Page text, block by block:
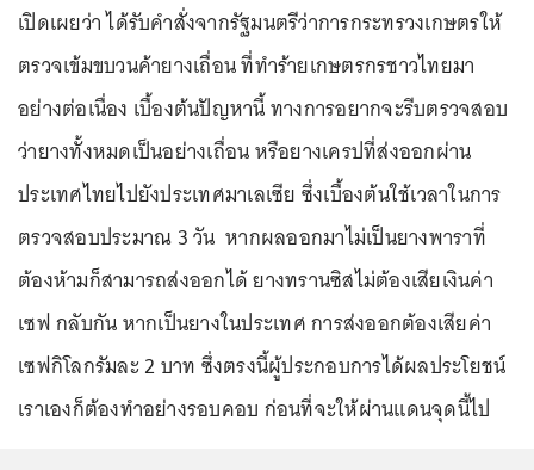
เปิดเผยว่า ได้รับคำสั่งจากรัฐมนตรีว่าการกระทรวงเกษตรให้
ตรวจเข้มขบวนค้ายางเถื่อน ที่ทำร้ายเกษตรกรชาวไทยมา
อย่างต่อเนื่อง เบื้องต้นปัญหานี้ ทางการอยากจะรีบตรวจสอบ
ว่ายางทั้งหมดเป็นอย่างเถื่อน หรือยางเครปที่ส่งออกผ่าน
ประเทศไทยไปยังประเทศมาเลเซีย ซึ่งเบื้องต้นใช้เวลาในการ
ตรวจสอบประมาณ 3 วัน หากผลออกมาไม่เป็นยางพาราที่
ต้องห้ามก็สามารถส่งออกได้ ยางทรานซิสไม่ต้องเสียเงินค่า
เซฟ กลับกัน หากเป็นยางในประเทศ การส่งออกต้องเสียค่า
เซฟกิโลกรัมละ 2 บาท ซึ่งตรงนี้ผู้ประกอบการได้ผลประโยชน์
เราเองก็ต้องทำอย่างรอบคอบ ก่อนที่จะให้ผ่านแดนจุดนี้ไป